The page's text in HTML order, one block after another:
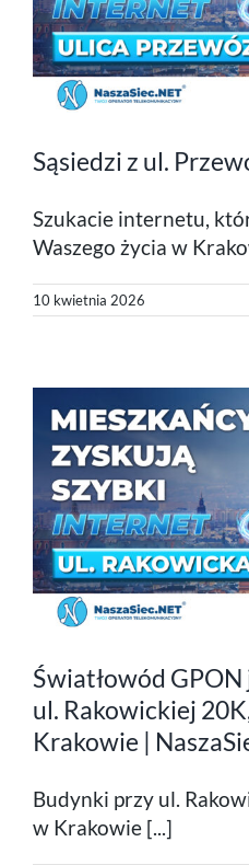
Sąsiedzi z ul.
Szukacie internetu,
Waszego życia w
10 kwietnia 2026
Światłowód
ul. Rakowickiej
Krakowie |
Budynki przy ul.
w Krakowie [...]